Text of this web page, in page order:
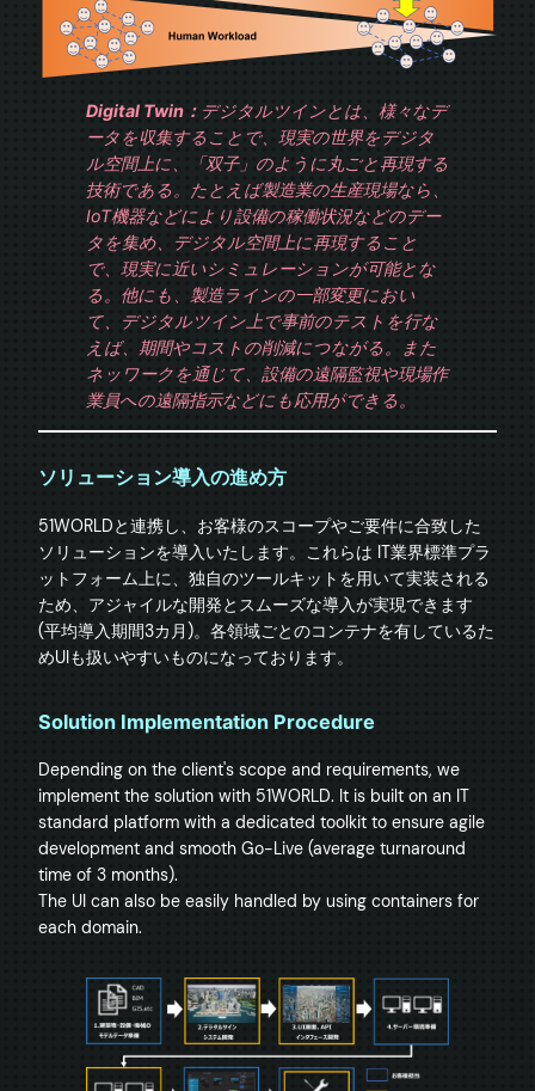
Digital Twin： デジタルツインとは、様々なデ
ータを収集することで、現実の世界をデジタ
ル空間上に、「双子」のように丸ごと再現する
技術である。たとえば製造業の生産現場なら、
IoT機器などにより設備の稼働状況などのデー
タを集め、デジタル空間上に再現すること
で、現実に近いシミュレーションが可能とな
る。他にも、製造ラインの一部変更におい
て、デジタルツイン上で事前のテストを行な
えば、期間やコストの削減につながる。また
ネッワークを通じて、設備の遠隔監視や現場作
業員への遠隔指示などにも応用ができる。
ソリューション導入の進め方
51WORLDと連携し、お客様のスコープやご要件に合致した
ソリューションを導入いたします。これらは IT業界標準プラ
ットフォーム上に、独自のツールキットを用いて実装される
ため、アジャイルな開発とスムーズな導入が実現できます
(平均導入期間3カ月)。各領域ごとのコンテナを有しているた
Solution Implementation Procedure
Depending on the client's scope and requirements, we
implement the solution with 51WORLD. It is built on an IT
standard platform with a dedicated toolkit to ensure agile
development and smooth Go-Live (average turnaround
time of 3 months).
The UI can also be easily handled by using containers for